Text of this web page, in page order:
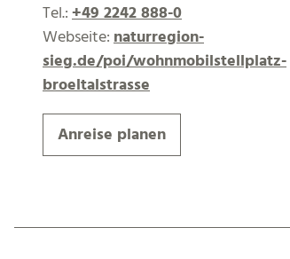
Tel.:+49 2242 888-0
Webseite:naturregion-
sieg.de/poi/wohnmobilstellplatz-
broeltalstrasse
Anreise planen